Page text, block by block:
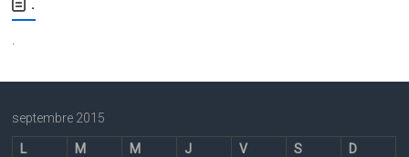
septembre 2015
L M M J V S
D